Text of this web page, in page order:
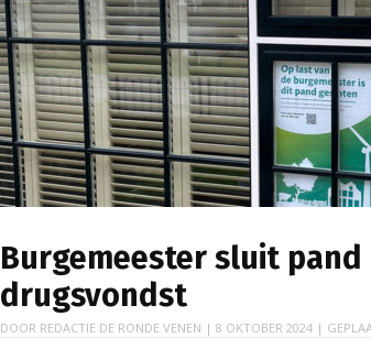
Burgemeester sluit
drugsvondst
DOOR REDACTIE DE RONDE VENEN |8 OKTOBER 2024 |